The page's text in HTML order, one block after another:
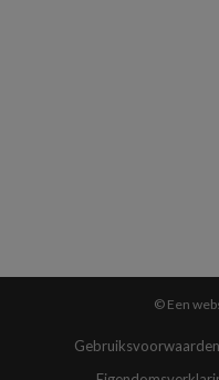
© Een
Gebruiksvoorwaarden